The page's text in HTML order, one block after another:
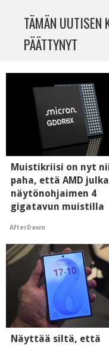
TÄMÄN UUTISEN
PÄÄTTYNYT
Muistikriisi on nyt
paha, että AMD
näytönohjaimen 4
gigatavun muistilla
AfterDawn
Näyttää siltä, että